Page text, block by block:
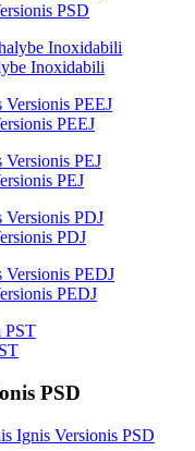
PSD
Inoxidabili
PEEJ
PEJ
PDJ
PEDJ
PSD